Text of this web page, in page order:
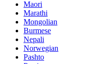
Maori
Marathi
Mongolian
Burmese
Nepali
Norwegian
Pashto